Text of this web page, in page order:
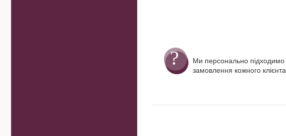
Ми персонально підходимо
замовлення кожного клієнта.